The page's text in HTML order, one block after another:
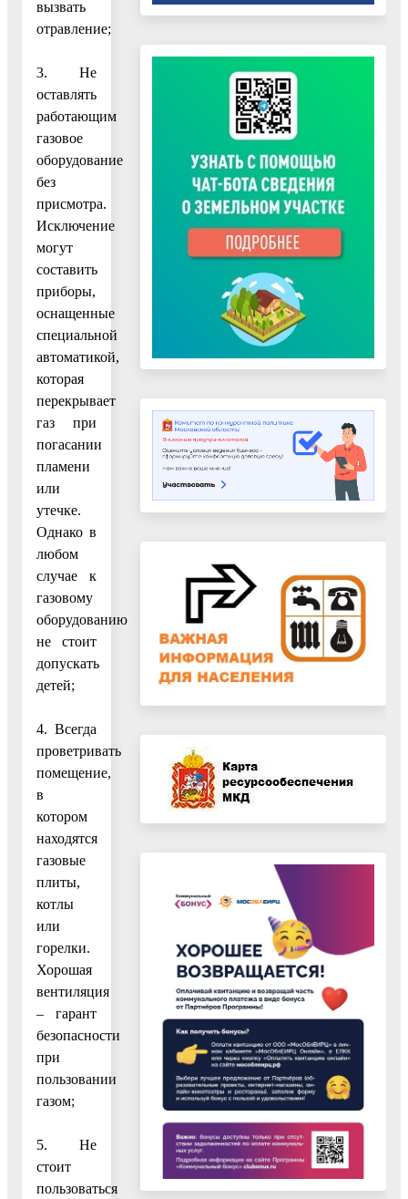
вызвать
отравление;
3. Не
оставлять
работающим
газовое
оборудование
без
присмотра.
Исключение
могут
составить
приборы,
оснащенные
специальной
автоматикой,
которая
перекрывает
газ при
погасании
пламени
или
утечке.
Однако в
любом
случае к
газовому
оборудованию
не стоит
допускать
детей;
4. Всегда
проветривать
помещение,
в
котором
находятся
газовые
плиты,
котлы
или
горелки.
Хорошая
вентиляция
– гарант
безопасности
при
пользовании
газом;
5. Не
стоит
пользоваться